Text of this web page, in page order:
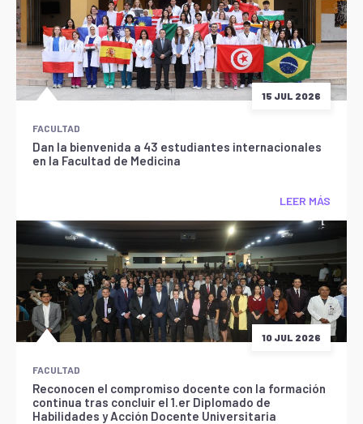
15 JUL 2026
FACULTAD
Dan la bienvenida a 43 estudiantes internacionales
en la Facultad de Medicina
LEER MÁS
10 JUL 2026
FACULTAD
Reconocen el compromiso docente con la formación
continua tras concluir el 1.er Diplomado de
Habilidades y Acción Docente Universitaria